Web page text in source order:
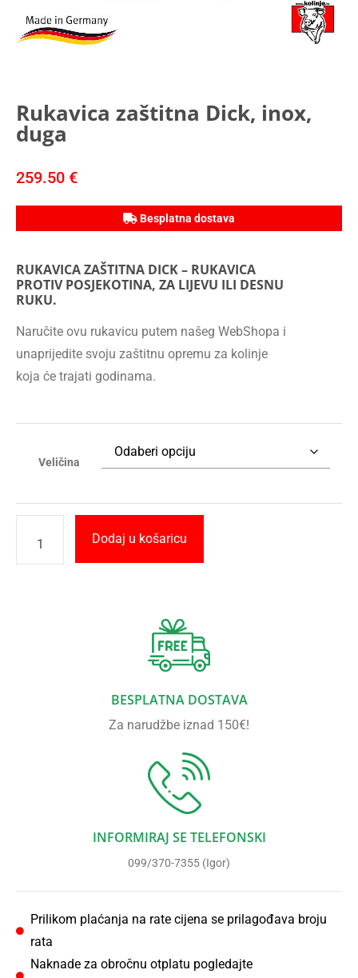
Rukavica zaštitna Dick, inox,
duga
259.50 €
Besplatna dostava
RUKAVICA ZAŠTITNA DICK – RUKAVICA
PROTIV POSJEKOTINA, ZA LIJEVU ILI DESNU
RUKU.
Naručite ovu rukavicu putem našeg WebShopa i
unaprijedite svoju zaštitnu opremu za kolinje
koja će trajati godinama.
Veličina
Dodaj u košaricu
BESPLATNA DOSTAVA
Za narudžbe iznad 150€!
INFORMIRAJ SE TELEFONSKI
099/370-7355 (Igor)
Prilikom plaćanja na rate cijena se prilagođava broju
rata
Naknade za obročnu otplatu pogledajte